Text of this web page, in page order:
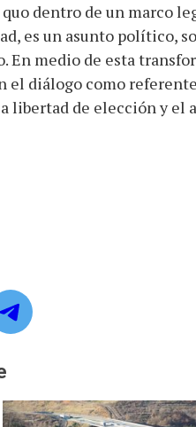
dentro de un marco
es un asunto político,
En medio de esta
el diálogo como
libertad de elección y el